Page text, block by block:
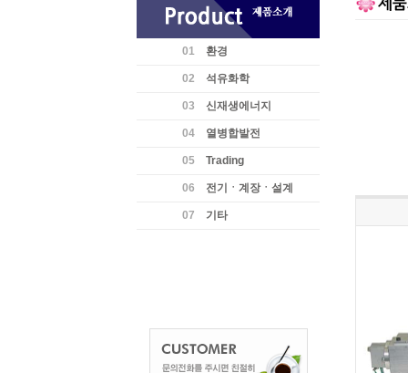
01 환경
02 석유화학
03 신재생에너지
04 열병합발전
05 Trading
06 전기ㆍ계장ㆍ설계
07 기타